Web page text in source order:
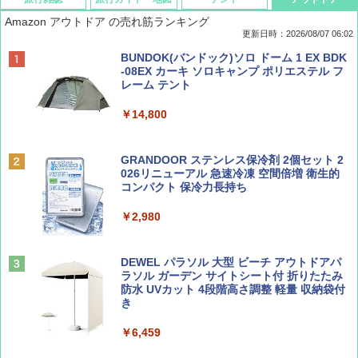
ディズニーファン ２０２６年 ９月号 [雑
誌] (ＤＩＳＮＥＹ ＦＡＮ)
BE-PAL(ビ-パル) 2026年 9 月号【特別付録:
SOTO ミニマル"旅"財布 ランダム2種】
山と溪谷 2026年8月号「南アルプス大全」
￥1,540
D40 地球の歩き方 チェンマイ タイ北部の魅
力的な町 2026～2027 地球の歩き方D アジア
A09 地球の歩き方 イタリア 2026～2027 地
球の歩き方A ヨーロッパ
地球の歩き方 スター・ウォーズ
￥2,695
[キャンパーズコレクション 山善] ポップアッ
プテント 傘みたいに広げて畳める パッとサ
ッとサンシェード キューブ フルクローズ メ
&ハイキング カーキ PATC-150(KH)
PYKES PEAK (パイクスピーク) 着替えテン
人用 折りたたみ 防災グッズ 災害用トイレ ビ
￥4,980
テント ワンタッチ RENEW 幅200 2-3人用 43
Amazon アウトドア の売れ筋ランキング
更新日時：2026/08/07 06:02
BUNDOK(バンドック)ソロ ドーム 1 EX BDK
-08EX カーキ ソロキャンプ ポリエステル フ
レーム テント
￥14,800
GRANDOOR ステンレス保冷剤 2個セット 2
026リニューアル 急速冷凍 空間倍増 衛生的
コンパクト 保冷力長持ち
￥2,980
DEWEL パラソル 大型 ビーチ アウトドアパ
ラソル ガーデン サイトシート付 折りたたみ
防水 UVカット 4段階高さ調整 軽量 収納袋付
き
￥6,459